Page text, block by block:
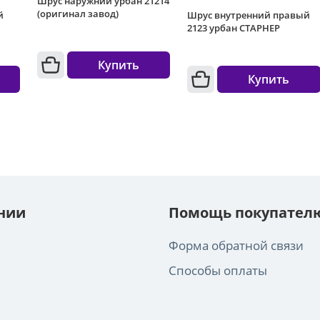
(оригинал завод)
Купить
Шрус внутренний правый
2123 урбан СТАРНЕР
Купить
Помощь
Форма обратной связи
Способы оплаты